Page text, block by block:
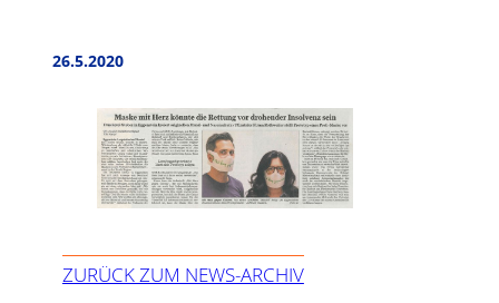
26.5.2020
ZURÜCK ZUM NEWS-ARCHIV